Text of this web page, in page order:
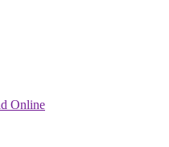
Online